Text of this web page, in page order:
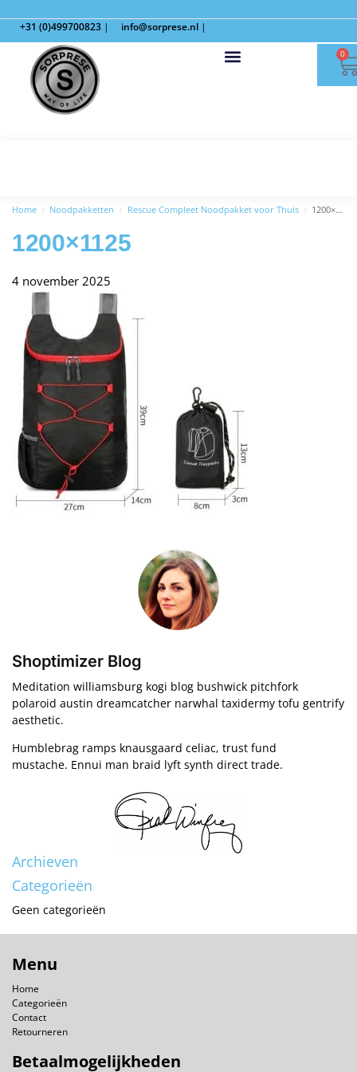
+31 (0)499700823 | info@sorprese.nl |
0
Home / Noodpakketten / Rescue Compleet Noodpakket voor Thuis / 1200×1125
1200×1125
4 november 2025
Shoptimizer Blog
Meditation williamsburg kogi blog bushwick pitchfork
polaroid austin dreamcatcher narwhal taxidermy tofu gentrify
aesthetic.
Humblebrag ramps knausgaard celiac, trust fund
mustache. Ennui man braid lyft synth direct trade.
Archieven
Categorieën
Geen categorieën
Menu
Home
Categorieën
Contact
Retourneren
Betaalmogelijkheden